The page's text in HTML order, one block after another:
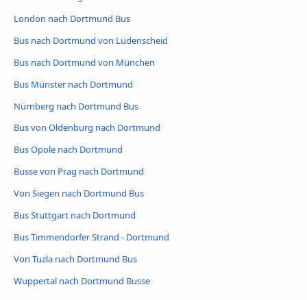
London nach Dortmund Bus
Bus nach Dortmund von Lüdenscheid
Bus nach Dortmund von München
Bus Münster nach Dortmund
Nürnberg nach Dortmund Bus
Bus von Oldenburg nach Dortmund
Bus Opole nach Dortmund
Busse von Prag nach Dortmund
Von Siegen nach Dortmund Bus
Bus Stuttgart nach Dortmund
Bus Timmendorfer Strand - Dortmund
Von Tuzla nach Dortmund Bus
Wuppertal nach Dortmund Busse